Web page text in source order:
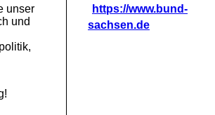
unser
und
https://www.bund-
sachsen.de